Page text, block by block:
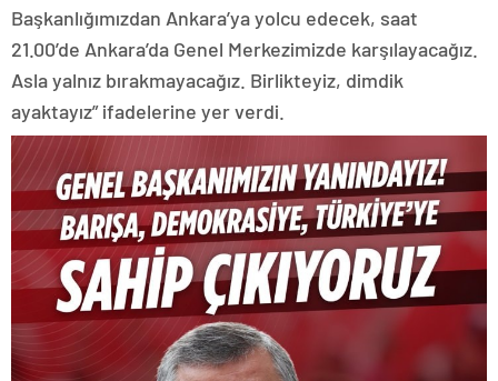
Başkanlığımızdan Ankara’ya yolcu edecek, saat
21.00’de Ankara’da Genel Merkezimizde karşılayacağız.
Asla yalnız bırakmayacağız. Birlikteyiz, dimdik
ayaktayız” ifadelerine yer verdi.